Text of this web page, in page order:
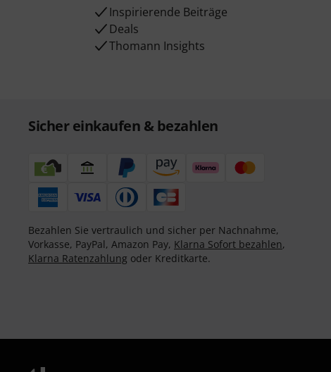
Inspirierende Beiträge
Deals
Thomann Insights
Sicher einkaufen & bezahlen
Bezahlen Sie vertraulich und sicher per Nachnahme,
Vorkasse, PayPal, Amazon Pay, Klarna Sofort bezahlen,
Klarna Ratenzahlung oder Kreditkarte.